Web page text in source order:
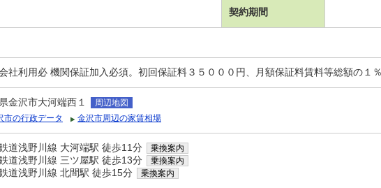
契約期間
社利用必 機関保証加入必須。初回保証料３５０００円、月額保証料賃料等総額の１
金沢市大河端西１
周辺地図
市の行政データ
金沢市周辺の家賃相場
道浅野川線 大河端駅 徒歩11分 乗換案内
道浅野川線 三ツ屋駅 徒歩13分 乗換案内
道浅野川線 北間駅 徒歩15分 乗換案内